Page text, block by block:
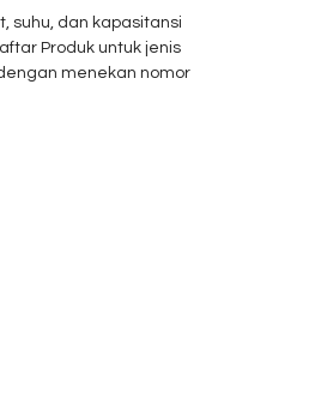
suhu, dan kapasitansi
Produk untuk jenis
menekan nomor